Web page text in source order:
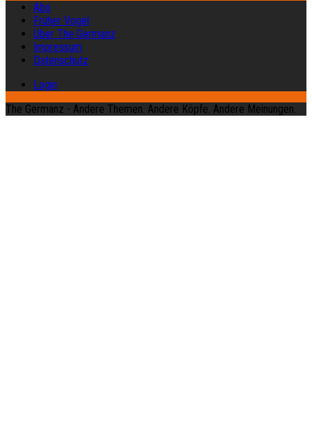
Abo
Früher Vogel
Über The Germanz
Impressum
Datenschutz
Login
The Germanz - Andere Themen. Andere Köpfe. Andere Meinungen.